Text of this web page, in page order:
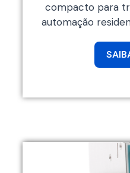
compacto para
automação